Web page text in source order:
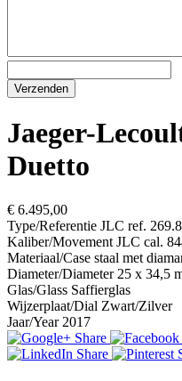
Jaeger-
Duetto
€ 6.495,00
Type/Referentie JLC ref.
Kaliber/Movement JLC cal.
Materiaal/Case staal met
Diameter/Diameter 25 x 34,5
Glas/Glass Saffierglas
Wijzerplaat/Dial Zwart/Zilver
Jaar/Year 2017